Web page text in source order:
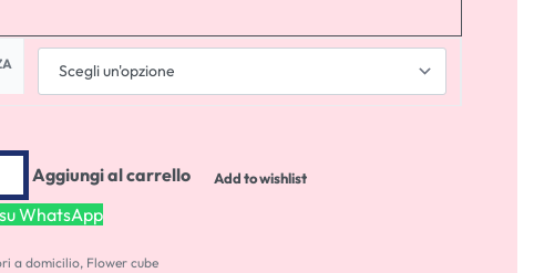
Aggiungi al carrello Add to wishlist
WhatsApp
a domicilio, Flower cube